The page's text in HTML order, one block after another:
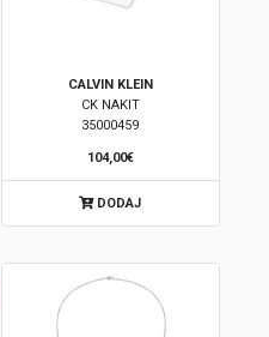
CALVIN KLEIN
CK NAKIT
35000459
104,00€
DODAJ